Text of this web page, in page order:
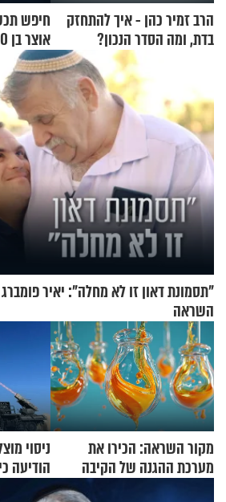
הרב זמיר כהן - איך להתחזק
בדת, ומה הסדר הנכון?
חיפש
אוצר בן 2,500 שנה
"תסמונת דאון זו לא מחלה": יאיר
השראה
מקור השראה: הכירו את
מערכת ההגנה של הקיבה
ניסוי
הצליחה